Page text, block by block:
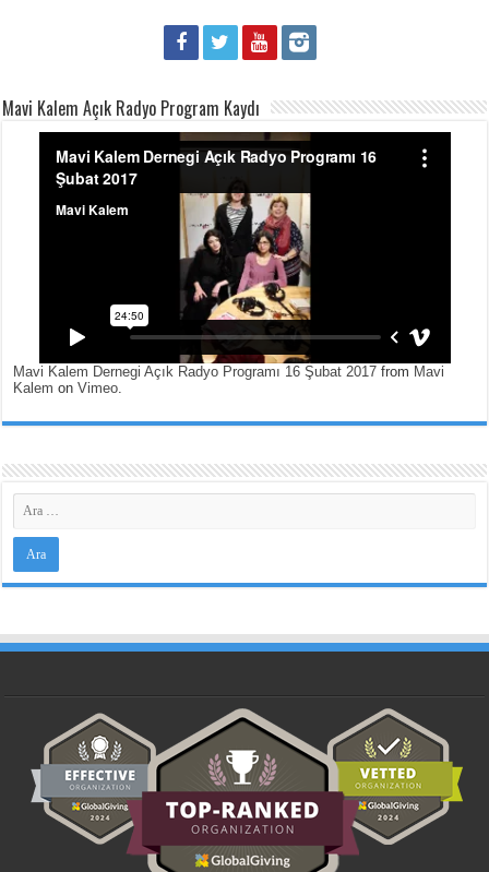
Mavi Kalem Açık Radyo Program Kaydı
Mavi Kalem Dernegi Açık Radyo Programı 16 Şubat 2017 from Mavi
Kalem onVimeo